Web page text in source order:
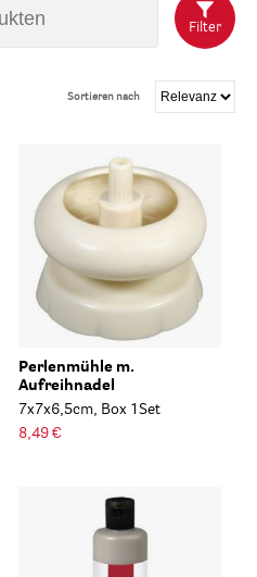
Filter
Sortieren nach
Perlenmühle m.
Aufreihnadel
7x7x6,5cm, Box 1Set
8,49 €